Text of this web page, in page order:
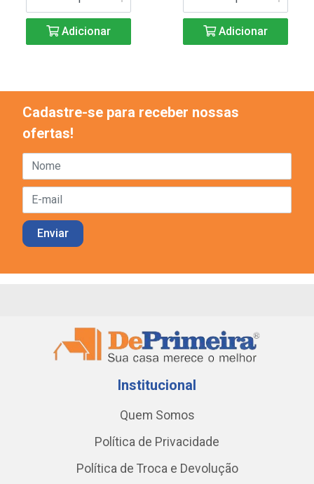
Adicionar Adicionar
Cadastre-se para receber nossas
ofertas!
Institucional
Quem Somos
Política de Privacidade
Política de Troca e Devolução